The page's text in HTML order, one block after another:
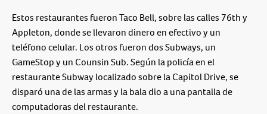
Estos restaurantes fueron Taco Bell, sobre las calles 76th y
Appleton, donde se llevaron dinero en efectivo y un
teléfono celular. Los otros fueron dos Subways, un
GameStop y un Counsin Sub. Según la policía en el
restaurante Subway localizado sobre la Capitol Drive, se
disparó una de las armas y la bala dio a una pantalla de
computadoras del restaurante.